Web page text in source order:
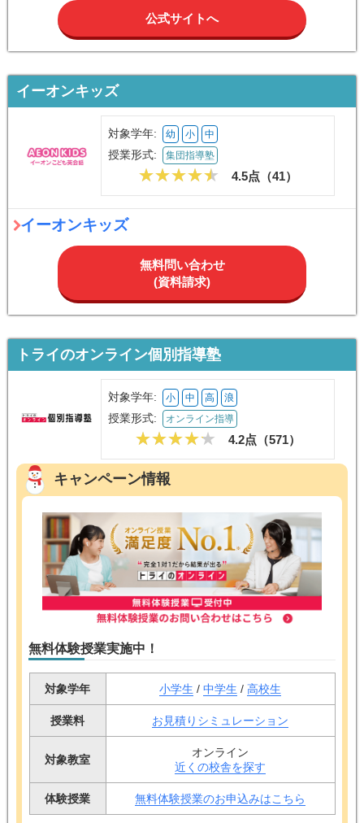
公式サイトへ
イーオンキッズ
対象学年: 幼 小 中
授業形式: 集団指導塾
4.5点（41）
イーオンキッズ
無料問い合わせ
(資料請求)
トライのオンライン個別指導塾
対象学年: 小 中 高 浪
授業形式: オンライン指導
4.2点（571）
キャンペーン情報
無料体験授業実施中！
対象学年 小学生 / 中学生 / 高校生
授業料 お見積りシミュレーション
対象教室
オンライン
近くの校舎を探す
体験授業 無料体験授業のお申込みはこちら